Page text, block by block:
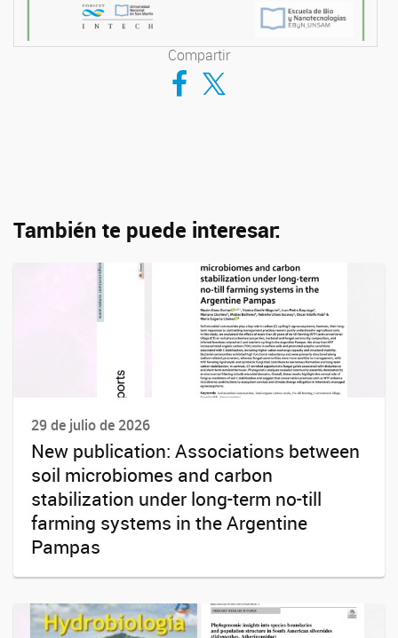
Compartir
Compartir en Facebook
Compartir en Twitter
También te puede interesar:
29 de julio de 2026
New publication: Associations between
soil microbiomes and carbon
stabilization under long-term no-till
farming systems in the Argentine
Pampas